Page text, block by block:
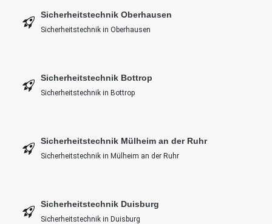
Sicherheitstechnik Oberhausen
Sicherheitstechnik in Oberhausen
Sicherheitstechnik Bottrop
Sicherheitstechnik in Bottrop
Sicherheitstechnik Mülheim an der Ruhr
Sicherheitstechnik in Mülheim an der Ruhr
Sicherheitstechnik Duisburg
Sicherheitstechnik in Duisburg